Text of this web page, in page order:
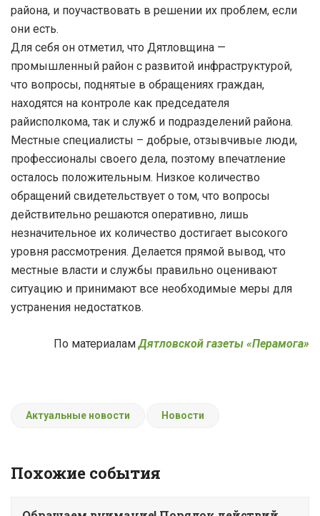
района, и поучаствовать в решении их проблем, если
они есть.
Для себя он отметил, что Дятловщина —
промышленный район с развитой инфраструктурой,
что вопросы, поднятые в обращениях граждан,
находятся на контроле как председателя
райисполкома, так и служб и подразделений района.
Местные специалисты – добрые, отзывчивые люди,
профессионалы своего дела, поэтому впечатление
осталось положительным. Низкое количество
обращений свидетельствует о том, что вопросы
действительно решаются оперативно, лишь
незначительное их количество достигает высокого
уровня рассмотрения. Делается прямой вывод, что
местные власти и службы правильно оценивают
ситуацию и принимают все необходимые меры для
устранения недостатков.
По материаламДятловской газеты «Перамога»
Актуальные новости Новости
Похожие события